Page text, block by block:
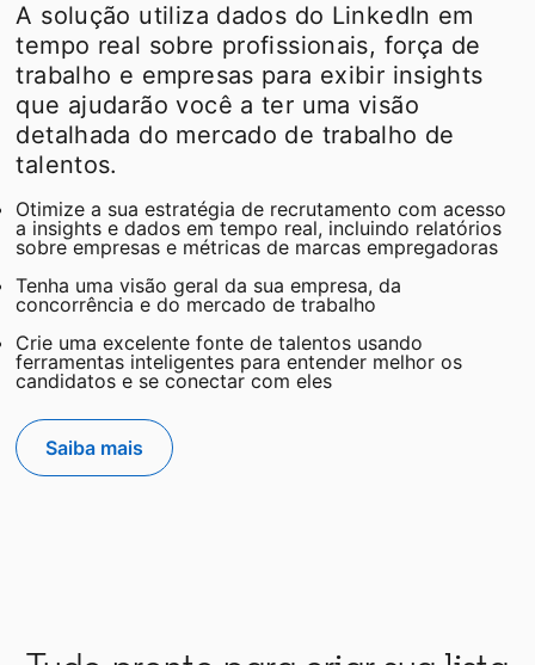
A solução utiliza dados do LinkedIn em
tempo real sobre profissionais, força de
trabalho e empresas para exibir insights
que ajudarão você a ter uma visão
detalhada do mercado de trabalho de
talentos.
Otimize a sua estratégia de recrutamento com acesso
a insights e dados em tempo real, incluindo relatórios
sobre empresas e métricas de marcas empregadoras
Tenha uma visão geral da sua empresa, da
concorrência e do mercado de trabalho
Crie uma excelente fonte de talentos usando
ferramentas inteligentes para entender melhor os
candidatos e se conectar com eles
Saiba mais